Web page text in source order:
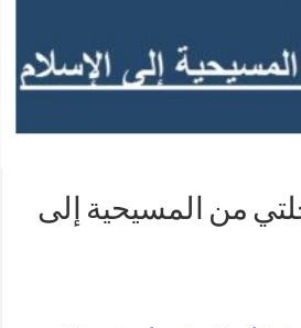
من المسيحية إلى